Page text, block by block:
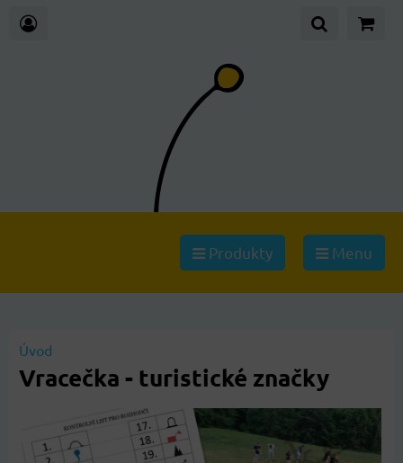
Produkty Menu
Úvod
Vracečka - turistické značky